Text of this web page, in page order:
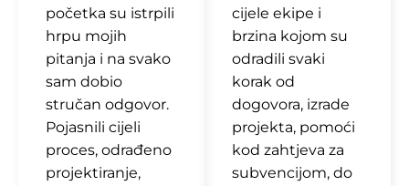
početka su istrpili
hrpu mojih
pitanja i na svako
sam dobio
stručan odgovor.
Pojasnili cijeli
proces, odrađeno
projektiranje,
cijele ekipe i
brzina kojom su
odradili svaki
korak od
dogovora, izrade
projekta, pomoći
kod zahtjeva za
subvencijom, do